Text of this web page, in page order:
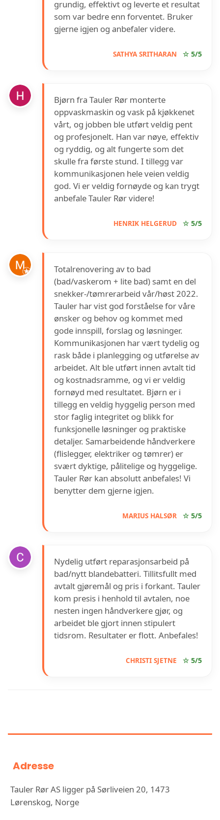
grundig, effektivt og leverte et resultat
som var bedre enn forventet. Bruker
gjerne igjen og anbefaler videre.
SATHYA SRITHARAN ☆ 5/5
Bjørn fra Tauler Rør monterte
oppvaskmaskin og vask på kjøkkenet
vårt, og jobben ble utført veldig pent
og profesjonelt. Han var nøye, effektiv
og ryddig, og alt fungerte som det
skulle fra første stund. I tillegg var
kommunikasjonen hele veien veldig
god. Vi er veldig fornøyde og kan trygt
anbefale Tauler Rør videre!
HENRIK HELGERUD ☆ 5/5
Totalrenovering av to bad
(bad/vaskerom + lite bad) samt en del
snekker-/tømrerarbeid vår/høst 2022.
Tauler har vist god forståelse for våre
ønsker og behov og kommet med
gode innspill, forslag og løsninger.
Kommunikasjonen har vært tydelig og
rask både i planlegging og utførelse av
arbeidet. Alt ble utført innen avtalt tid
og kostnadsramme, og vi er veldig
fornøyd med resultatet. Bjørn er i
tillegg en veldig hyggelig person med
stor faglig integritet og blikk for
funksjonelle løsninger og praktiske
detaljer. Samarbeidende håndverkere
(flislegger, elektriker og tømrer) er
svært dyktige, pålitelige og hyggelige.
Tauler Rør kan absolutt anbefales! Vi
benytter dem gjerne igjen.
MARIUS HALSØR ☆ 5/5
Nydelig utført reparasjonsarbeid på
bad/nytt blandebatteri. Tillitsfullt med
avtalt gjøremål og pris i forkant. Tauler
kom presis i henhold til avtalen, noe
nesten ingen håndverkere gjør, og
arbeidet ble gjort innen stipulert
tidsrom. Resultater er flott. Anbefales!
CHRISTI SJETNE ☆ 5/5
Adresse
Tauler Rør AS ligger på Sørliveien 20, 1473
Lørenskog, Norge